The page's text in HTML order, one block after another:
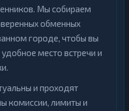
Мы собираем
обменных
городе, чтобы вы
место встречи и
и проходят
комиссии, лимиты и